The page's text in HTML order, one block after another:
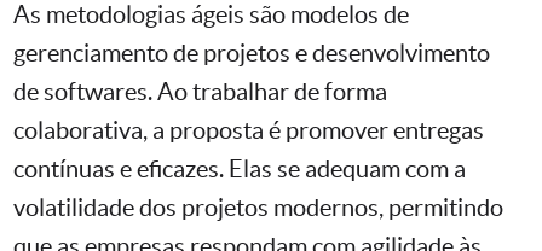
As metodologias ágeis são modelos de
gerenciamento de projetos e desenvolvimento
de softwares. Ao trabalhar de forma
colaborativa, a proposta é promover entregas
contínuas e eficazes. Elas se adequam com a
volatilidade dos projetos modernos, permitindo